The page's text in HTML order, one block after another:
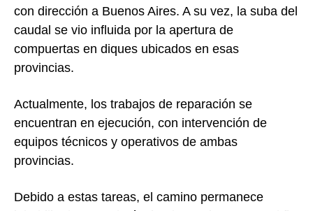
con dirección a Buenos Aires. A su vez, la suba del
caudal se vio influida por la apertura de
compuertas en diques ubicados en esas
provincias.
Actualmente, los trabajos de reparación se
encuentran en ejecución, con intervención de
equipos técnicos y operativos de ambas
provincias.
Debido a estas tareas, el camino permanece